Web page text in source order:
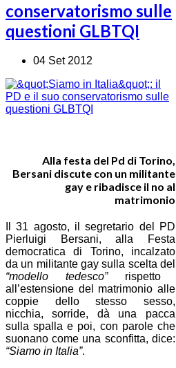
conservatorismo sulle
questioni GLBTQI
04 Set 2012
Alla festa del Pd di Torino,
Bersani discute con un militante
gay e ribadisce il no al
matrimonio
Il 31 agosto, il segretario del PD
Pierluigi Bersani, alla Festa
democratica di Torino, incalzato
da un militante gay sulla scelta del
“modello tedesco”rispetto
all’estensione del matrimonio alle
coppie dello stesso sesso,
nicchia, sorride, dà una pacca
sulla spalla e poi, con parole che
suonano come una sconfitta, dice:
“Siamo in Italia”.